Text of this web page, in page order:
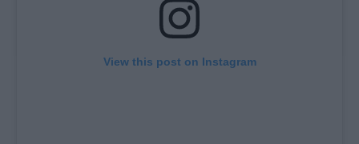
View this post on Instagram